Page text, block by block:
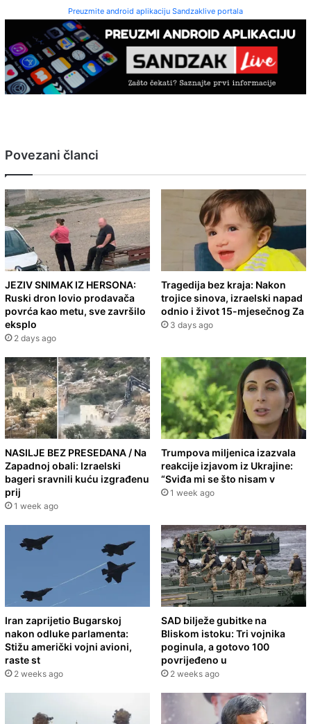
Preuzmite android aplikaciju Sandzaklive portala
Povezani članci
JEZIV SNIMAK IZ HERSONA:
Ruski dron lovio prodavača
povrća kao metu, sve završilo
eksplo
2 days ago
Tragedija bez kraja: Nakon
trojice sinova, izraelski napad
odnio i život 15-mjesečnog Za
3 days ago
NASILJE BEZ PRESEDANA / Na
Zapadnoj obali: Izraelski
bageri sravnili kuću izgrađenu
prij
1 week ago
Trumpova miljenica izazvala
reakcije izjavom iz Ukrajine:
“Sviđa mi se što nisam v
1 week ago
Iran zaprijetio Bugarskoj
nakon odluke parlamenta:
Stižu američki vojni avioni,
raste st
2 weeks ago
SAD bilježe gubitke na
Bliskom istoku: Tri vojnika
poginula, a gotovo 100
povrijeđeno u
2 weeks ago